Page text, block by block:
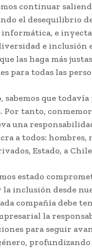
continuar
el desequilibrio
e
e inclusión
las haga más
para todas las
sabemos que todavía
Por tanto,
una
a todos: hombres,
Estado, a
estado
inclusión desde
compañía debe
la
para seguir